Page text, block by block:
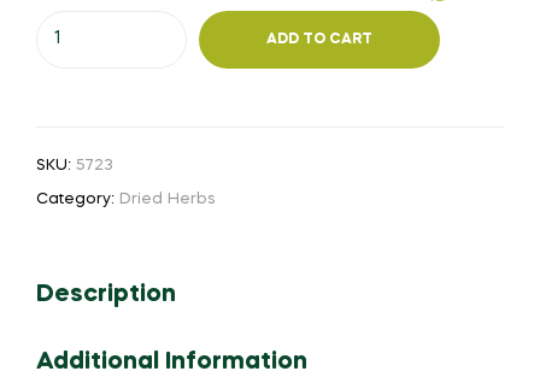
₹80.00
(or)
முல்தானி
Stone
quantity
ADD TO CART
SKU: 5723
Category: Dried Herbs
Description
Additional Information